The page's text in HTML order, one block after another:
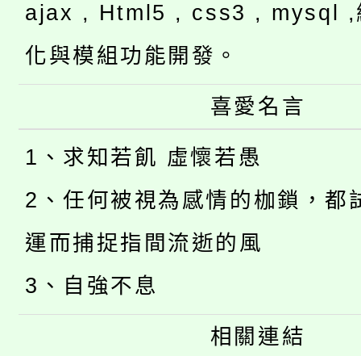
ajax , Html5 , css3 , mysql ,
化與模組功能開發。
喜愛名言
1、求知若飢 虛懷若愚
2、任何被視為感情的枷鎖，都
運而捕捉指間流逝的風
3、自強不息
相關連結